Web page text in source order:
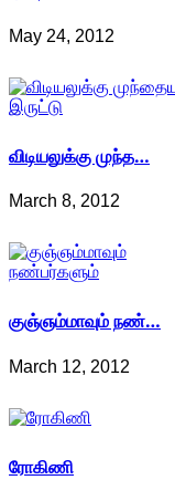
May 24, 2012
விடியலுக்கு முந்த…
March 8, 2012
குஞ்ஞம்மாவும் நண்…
March 12, 2012
ரோகிணி